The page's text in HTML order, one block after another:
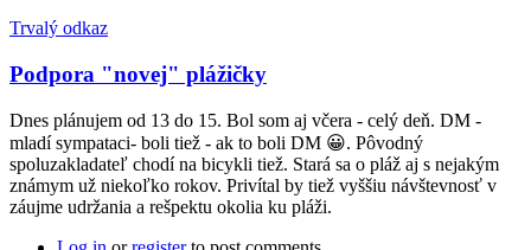
Trvalý odkaz
Podpora "novej" plážičky
Dnes plánujem od 13 do 15. Bol som aj včera - celý deň. DM -
mladí sympataci- boli tiež - ak to boli DM 😀. Pôvodný
spoluzakladateľ chodí na bicykli tiež. Stará sa o pláž aj s nejakým
známym už niekoľko rokov. Privítal by tiež vyššiu návštevnosť v
záujme udržania a rešpektu okolia ku pláži.